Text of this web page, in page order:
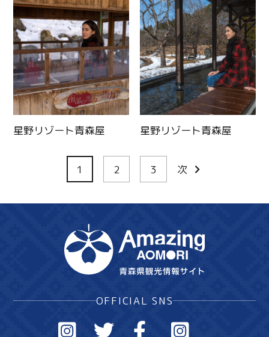
星野リゾート青森屋 星野リゾート青森屋
1 2 3 次
OFFICIAL SNS